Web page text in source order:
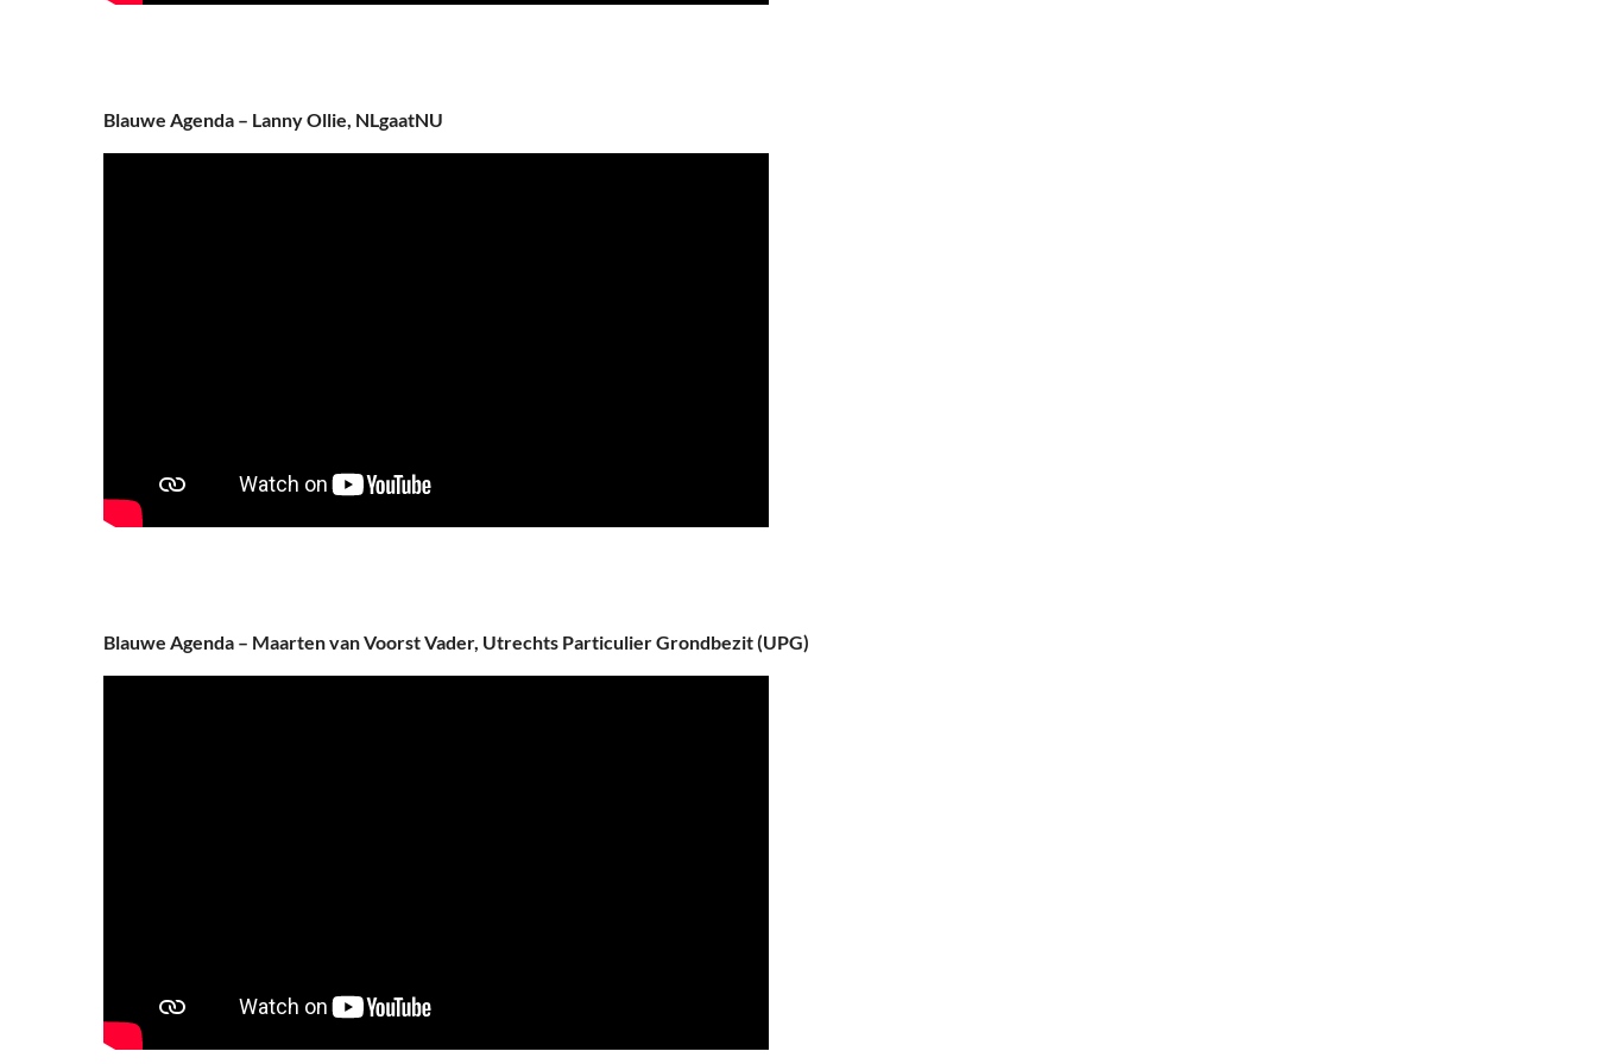
Blauwe Agenda – Lanny Ollie, NLgaatNU
Blauwe Agenda – Maarten van Voorst Vader, Utrechts Particulier Grondbezit (UPG)